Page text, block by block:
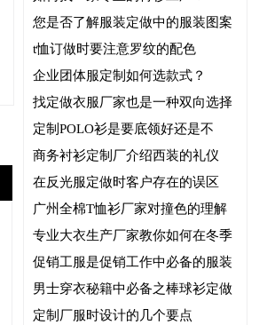
您是否了解服装定做中的服装图案
t恤订做时要注意罗纹的配色
企业团体服定制如何选款式？
找定做衣服厂家也是一种双向选择
定制POLO衫是要底领好还是不
商务衬衫定制厂介绍西装的礼仪
在反光服定做时客户存在的误区
广州全棉T恤衫厂家对撞色的理解
专业大衣生产厂家教你如何在冬季
促销工服是促销工作中必备的服装
男士穿衣秘籍中必备之棒球衫定做
定制厂服时设计的几个要点